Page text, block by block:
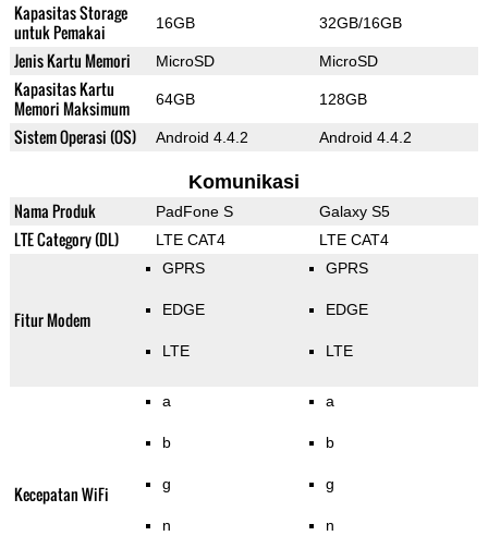
Kapasitas Storage
untuk Pemakai
16GB 32GB/16GB
Jenis Kartu Memori MicroSD MicroSD
Kapasitas Kartu
Memori Maksimum
64GB 128GB
Sistem Operasi (OS) Android 4.4.2 Android 4.4.2
Komunikasi
Nama Produk PadFone S Galaxy S5
LTE Category (DL) LTE CAT4 LTE CAT4
Fitur Modem
GPRS
EDGE
LTE
GPRS
EDGE
LTE
Kecepatan WiFi
a
b
g
n
a
b
g
n